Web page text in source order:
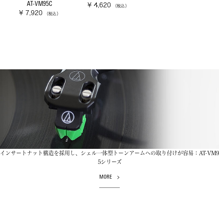
AT-VM95C
¥ 7,920 （税込）
¥ 4,620 （税込）
インサートナット構造を採用し、シェル一体型トーンアームへの取り付けが容易：AT-VM9
5シリーズ
MORE